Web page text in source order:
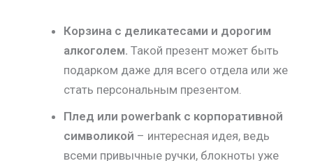
Корзина с деликатесами и дорогим
алкоголем. Такой презент может быть
подарком даже для всего отдела или же
стать персональным презентом.
Плед или powerbank с корпоративной
символикой – интересная идея, ведь
всеми привычные ручки, блокноты уже